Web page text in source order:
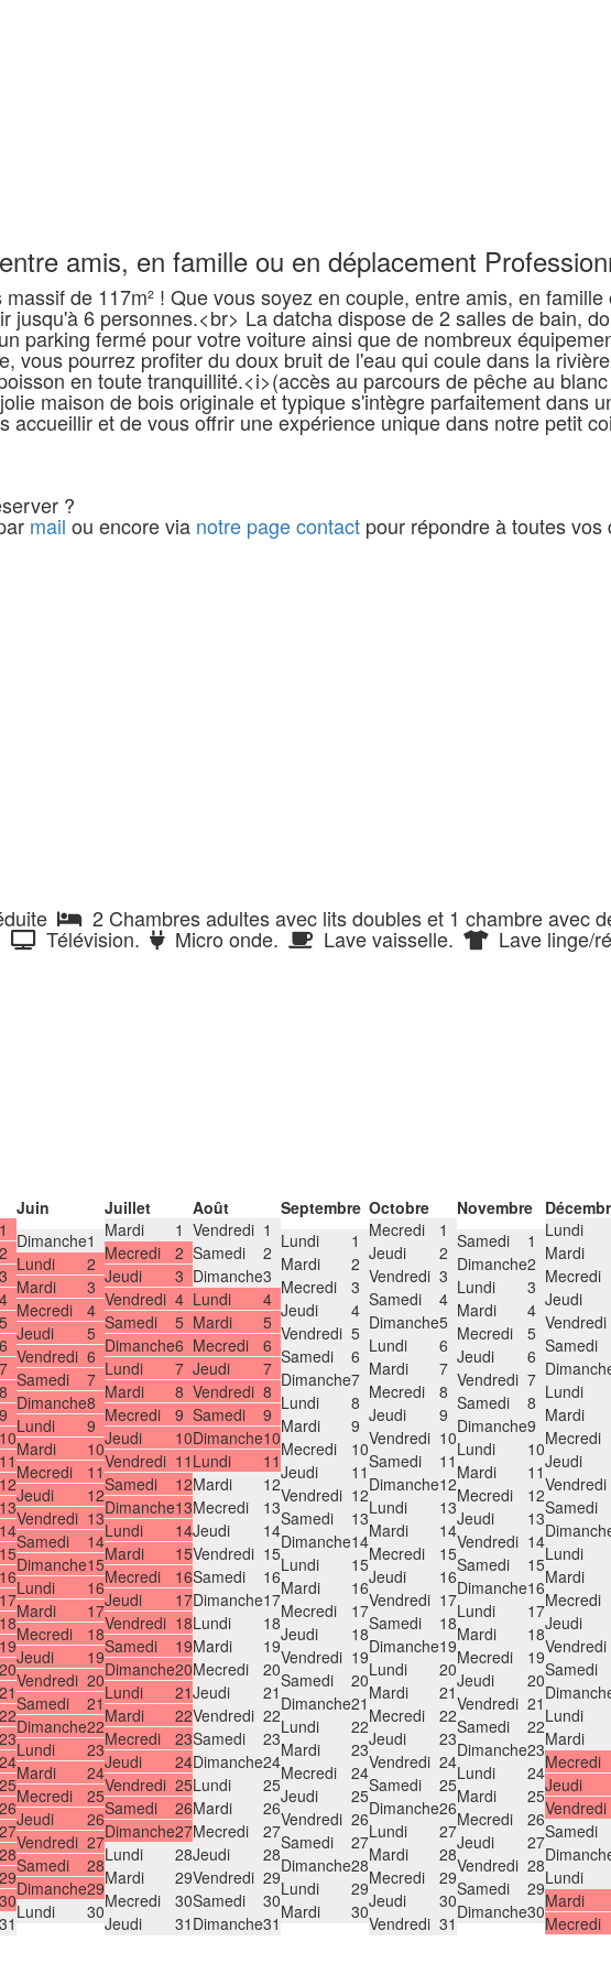
amis, en famille ou en déplacement
de 117m² ! Que vous soyez en couple, entre amis, en
jusqu'à 6 personnes.<br> La datcha dispose de 2 salles de bain,
parking fermé pour votre voiture ainsi que de nombreux
vous pourrez profiter du doux bruit de l'eau qui coule dans la
en toute tranquillité.<i>(accès au parcours de pêche au
maison de bois originale et typique s'intègre parfaitement dans
et de vous offrir une expérience unique dans notre petit
?
mail ou encore via notre page contact pour répondre à toutes vos
2 Chambres adultes avec lits doubles et 1 chambre avec
Télévision. Micro onde. Lave vaisselle. Lave linge/
Juin Juillet Août Septembre Octobre Novembre
1
2
3
4
5
6
7
8
9
10
11
12
13
14
15
16
17
18
19
20
21
22
23
24
25
26
27
28
29
30
31
Dimanche1
Lundi
2
Mardi
3
Mecredi
4
Jeudi
5
Vendredi 6
Samedi
7
Dimanche8
Lundi
9
Mardi
10
Mecredi
11
Jeudi
12
Vendredi 13
Samedi
14
Dimanche15
Lundi
16
Mardi
17
Mecredi
18
Jeudi
19
Vendredi 20
Samedi
21
Dimanche22
Lundi
23
Mardi
24
Mecredi
25
Jeudi
26
Vendredi 27
Samedi
28
Dimanche29
Lundi
30
Mardi
1
Mecredi
2
Jeudi
3
Vendredi 4
Samedi
5
Dimanche6
Lundi
7
Mardi
8
Mecredi
9
Jeudi
10
Vendredi 11
Samedi
12
Dimanche13
Lundi
14
Mardi
15
Mecredi
16
Jeudi
17
Vendredi 18
Samedi
19
Dimanche20
Lundi
21
Mardi
22
Mecredi
23
Jeudi
24
Vendredi 25
Samedi
26
Dimanche27
Lundi
28
Mardi
29
Mecredi
30
Jeudi
31
Vendredi 1
Samedi
2
Dimanche3
Lundi
4
Mardi
5
Mecredi
6
Jeudi
7
Vendredi 8
Samedi
9
Dimanche10
Lundi
11
Mardi
12
Mecredi
13
Jeudi
14
Vendredi 15
Samedi
16
Dimanche17
Lundi
18
Mardi
19
Mecredi
20
Jeudi
21
Vendredi 22
Samedi
23
Dimanche24
Lundi
25
Mardi
26
Mecredi
27
Jeudi
28
Vendredi 29
Samedi
30
Dimanche31
Lundi
1
Mardi
2
Mecredi
3
Jeudi
4
Vendredi 5
Samedi
6
Dimanche7
Lundi
8
Mardi
9
Mecredi
10
Jeudi
11
Vendredi 12
Samedi
13
Dimanche14
Lundi
15
Mardi
16
Mecredi
17
Jeudi
18
Vendredi 19
Samedi
20
Dimanche21
Lundi
22
Mardi
23
Mecredi
24
Jeudi
25
Vendredi 26
Samedi
27
Dimanche28
Lundi
29
Mardi
30
Mecredi
1
Jeudi
2
Vendredi 3
Samedi
4
Dimanche5
Lundi
6
Mardi
7
Mecredi
8
Jeudi
9
Vendredi 10
Samedi
11
Dimanche12
Lundi
13
Mardi
14
Mecredi
15
Jeudi
16
Vendredi 17
Samedi
18
Dimanche19
Lundi
20
Mardi
21
Mecredi
22
Jeudi
23
Vendredi 24
Samedi
25
Dimanche26
Lundi
27
Mardi
28
Mecredi
29
Jeudi
30
Vendredi 31
Samedi
1
Dimanche2
Lundi
3
Mardi
4
Mecredi
5
Jeudi
6
Vendredi 7
Samedi
8
Dimanche9
Lundi
10
Mardi
11
Mecredi
12
Jeudi
13
Vendredi 14
Samedi
15
Dimanche16
Lundi
17
Mardi
18
Mecredi
19
Jeudi
20
Vendredi 21
Samedi
22
Dimanche23
Lundi
24
Mardi
25
Mecredi
26
Jeudi
27
Vendredi 28
Samedi
29
Dimanche30
Lundi
Mardi
Mecredi
Jeudi
Vendredi
Samedi
Lundi
Mardi
Mecredi
Jeudi
Vendredi
Samedi
Lundi
Mardi
Mecredi
Jeudi
Vendredi
Samedi
Lundi
Mardi
Mecredi
Jeudi
Vendredi
Samedi
Lundi
Mardi
Mecredi